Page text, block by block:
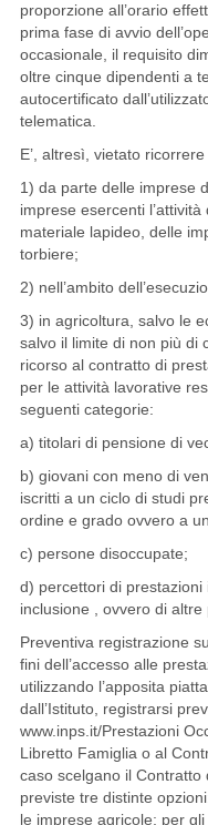
proporzione all’orario
prima fase di avvio
occasionale, il requisito
oltre cinque dipendenti a
autocertificato
telematica.
E’, altresì, vietato
1) da parte delle imprese
imprese esercenti
materiale lapideo, delle
torbiere;
2) nell’ambito
3) in agricoltura, salvo le
salvo il limite di non più di
ricorso al contratto di
per le attività lavorative
seguenti categorie:
a) titolari di pensione di
b) giovani con meno di
iscritti a un ciclo di studi
ordine e grado ovvero a
c) persone disoccupate;
d) percettori di
inclusione , ovvero di
Preventiva registrazione
fini dell’accesso alle
utilizzando l’apposita
dall’Istituto, registrarsi
www.inps.it/Prestazioni
Libretto Famiglia o al
caso scelgano il
previste tre distinte
le imprese agricole; per gli